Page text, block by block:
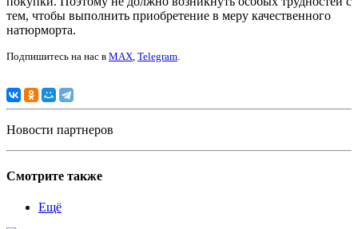
тем, чтобы выполнить приобретение в меру качественного
натюрморта.
Подпишитесь на нас в MAX, Telegram.
Новости партнеров
Смотрите также
Ещё